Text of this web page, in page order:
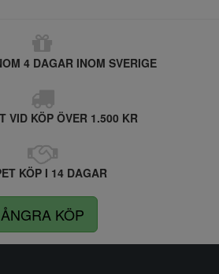
4 DAGAR INOM SVERIGE
VID KÖP ÖVER 1.500 KR
KÖP I 14 DAGAR
ÅNGRA KÖP